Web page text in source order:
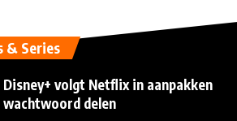
& Series
Disney+ volgt Netflix in aanpakken
wachtwoord delen